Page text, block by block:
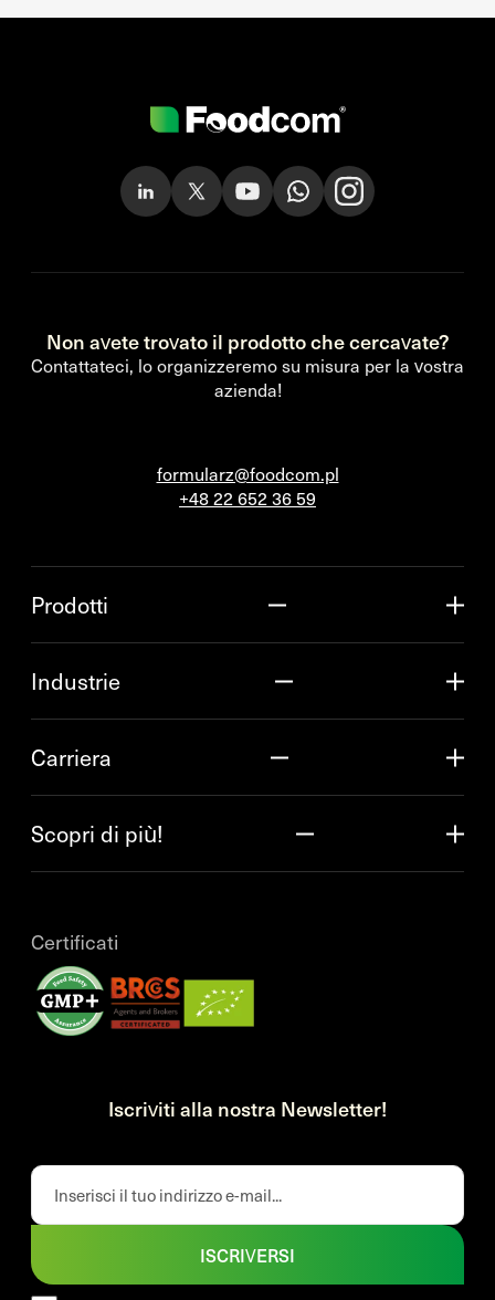
Non avete trovato il prodotto che cercavate?
Contattateci, lo organizzeremo su misura per la vostra
azienda!
formularz@foodcom.pl
+48 22 652 36 59
Prodotti
Industrie
Carriera
Scopri di più!
Certificati
Iscriviti alla nostra Newsletter!
ISCRIVERSI